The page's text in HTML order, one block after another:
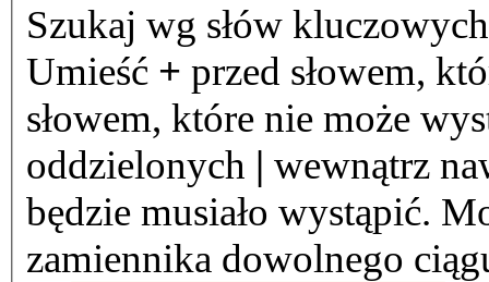
Szukaj wg słów
Umieść + przed słowem,
słowem, które nie może
oddzielonych | wewnątrz
będzie musiało wystąpić.
zamiennika dowolnego